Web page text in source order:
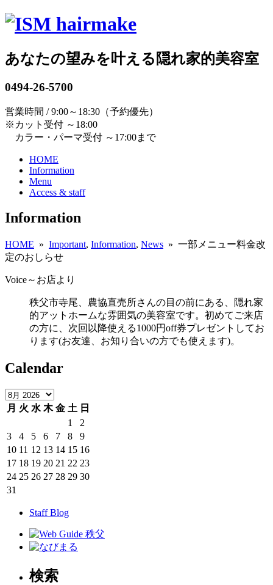
あなたの望みを叶える隠れ家的美容室
0494-26-5700
営業時間 / 9:00～18:30（予約優先）
※カット受付 ～18:00
カラー・パーマ受付 ～17:00まで
HOME
Information
Menu
Access & staff
Information
HOME » Important, Information, News » 一部メニュー料金改
定のおしらせ
Voice～お店より
秩父市寺尾、農協直売所さんの目の前にある、隠れ家
的アットホームな雰囲気の美容室です。初めてご来店
の方に、次回以降使える1000円off券プレゼントしてお
ります(お友達、お知り合いの方でも使えます)。
Calendar
月 火 水 木 金 土 日
1
2
3
4 5 6 7 8
9
10 11 12 13 14 15 16
17 18 19 20 21 22 23
24 25 26 27 28 29 30
31
Staff Blog
検索